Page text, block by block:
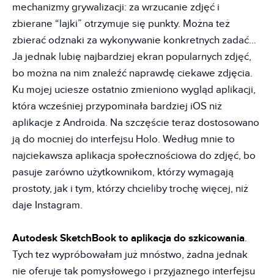
mechanizmy grywalizacji: za wrzucanie zdjęć i
zbierane “lajki” otrzymuje się punkty. Można też
zbierać odznaki za wykonywanie konkretnych zadać…
Ja jednak lubię najbardziej ekran popularnych zdjęć,
bo można na nim znaleźć naprawdę ciekawe zdjęcia.
Ku mojej uciesze ostatnio zmieniono wygląd aplikacji,
która wcześniej przypominała bardziej iOS niż
aplikacje z Androida. Na szczęście teraz dostosowano
ją do mocniej do interfejsu Holo. Według mnie to
najciekawsza aplikacja społecznościowa do zdjęć, bo
pasuje zarówno użytkownikom, którzy wymagają
prostoty, jak i tym, którzy chcieliby trochę więcej, niż
daje Instagram.
Autodesk SketchBook to aplikacja do szkicowania.
Tych tez wypróbowałam już mnóstwo, żadna jednak
nie oferuje tak pomysłowego i przyjaznego interfejsu